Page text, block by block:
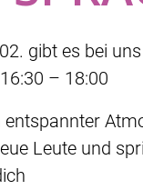
gibt es bei
– 18:00
entspannter
Leute und